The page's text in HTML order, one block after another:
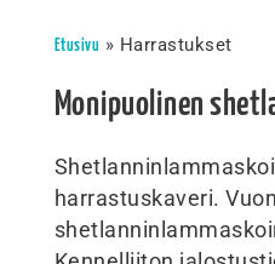
Etusivu » Harrastukset
Monipuolinen
harrastuskaveri.